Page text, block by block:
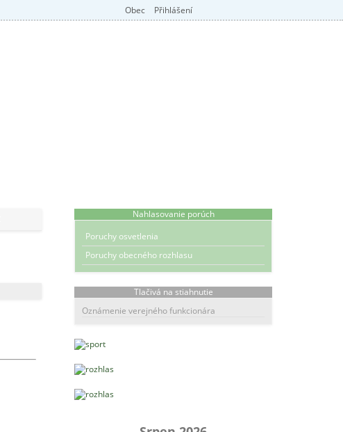
Obec Přihlášení
Nahlasovanie porúch
Poruchy osvetlenia
Poruchy obecného rozhlasu
Tlačivá na stiahnutie
Oznámenie verejného funkcionára